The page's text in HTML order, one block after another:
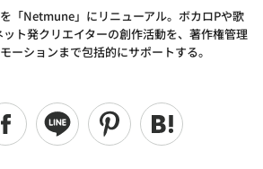
「Netmune」にリニューアル。ボカロPや歌
ト発クリエイターの創作活動を、著作権管理
ーションまで包括的にサポートする。